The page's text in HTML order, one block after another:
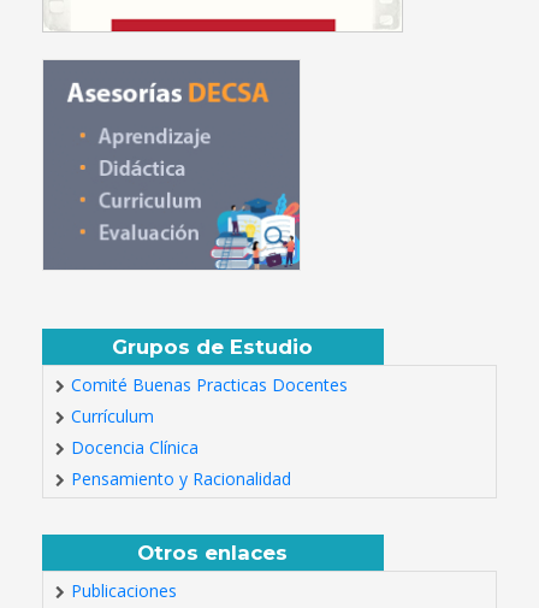
Grupos de Estudio
Comité Buenas Practicas Docentes
Currículum
Docencia Clínica
Pensamiento y Racionalidad
Otros enlaces
Publicaciones